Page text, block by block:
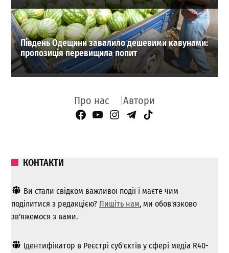
Південь Одещини завалило дешевими кавунами:
пропозиція перевищила попит
Про нас Автори
Facebook Page
YouTube
Instagram
Telegram
TikTok
КОНТАКТИ
Ви стали свідком важливої ​​події і маєте чим
поділитися з редакцією? Пишіть нам, ми обов'язково
зв'яжемося з вами.
Ідентифікатор в Реєстрі суб'єктів у сфері медіа R40-